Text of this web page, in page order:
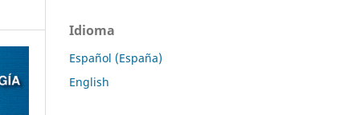
Idioma
Español (España)
English